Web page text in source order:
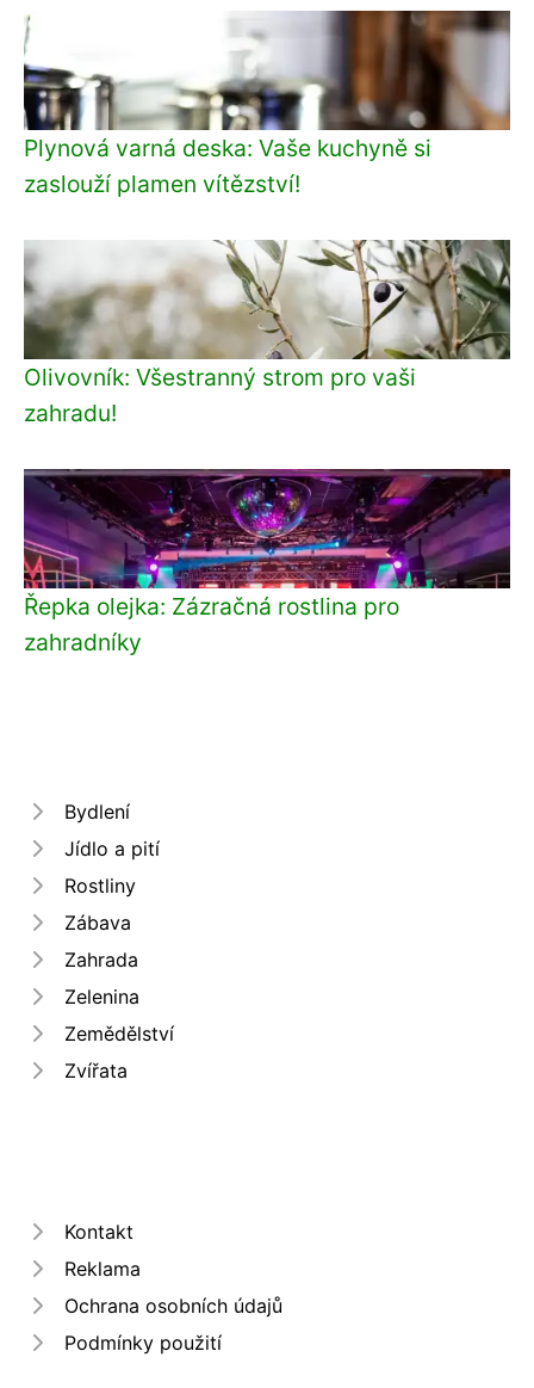
Plynová varná deska: Vaše kuchyně si
zaslouží plamen vítězství!
Olivovník: Všestranný strom pro vaši
zahradu!
Řepka olejka: Zázračná rostlina pro
zahradníky
Bydlení
Jídlo a pití
Rostliny
Zábava
Zahrada
Zelenina
Zemědělství
Zvířata
Kontakt
Reklama
Ochrana osobních údajů
Podmínky použití